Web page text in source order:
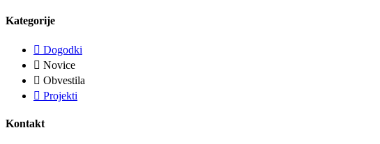
Kategorije
Dogodki
Novice
Obvestila
Projekti
Kontakt